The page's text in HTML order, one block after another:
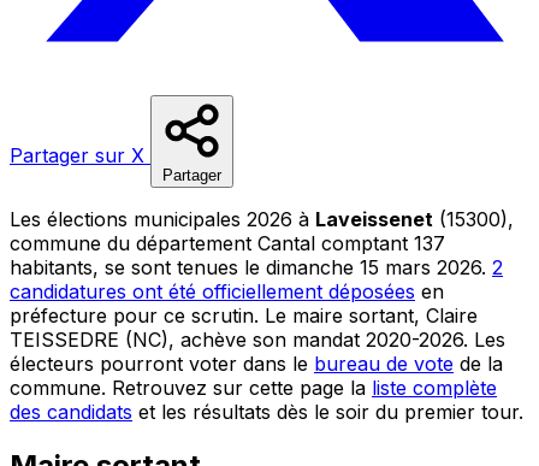
Partager sur X
Partager
Les élections municipales 2026 à Laveissenet (15300),
commune du département Cantal comptant 137
habitants, se sont tenues le dimanche 15 mars 2026. 2
candidatures ont été officiellement déposées en
préfecture pour ce scrutin. Le maire sortant, Claire
TEISSEDRE (NC), achève son mandat 2020-2026. Les
électeurs pourront voter dans le bureau de vote de la
commune. Retrouvez sur cette page la liste complète
des candidats et les résultats dès le soir du premier tour.